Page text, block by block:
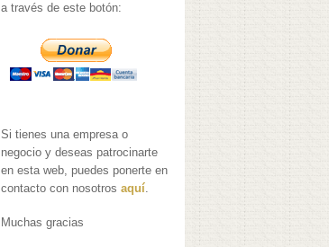
a través de este botón:
Si tienes una empresa o
negocio y deseas patrocinarte
en esta web, puedes ponerte en
contacto con nosotrosaquí.
Muchas gracias